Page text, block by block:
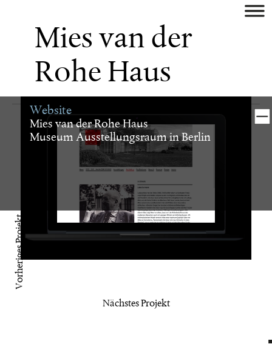
künstler
museum/galerie
verlag
buch
digital
identity
plakat
projekt
Mies van der
Rohe Haus
Website
Mies van der Rohe Haus
Museum Ausstellungsraum in Berlin
Vorheriges Projekt
Nächstes Projekt